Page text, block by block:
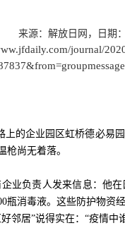
来源：解放日网，日期
journal/
上的企业园区虹桥德必易
枪尚无着落。
业负责人发来信息：他
瓶消毒液。这些防护物资
邻居”说得实在：“疫情